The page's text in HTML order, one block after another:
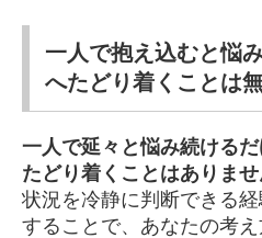
一人で抱え込むと悩
へたどり着くことは
一人で延々と悩み続ける
たどり着くことはありませ
状況を冷静に判断できる
することで、あなたの考